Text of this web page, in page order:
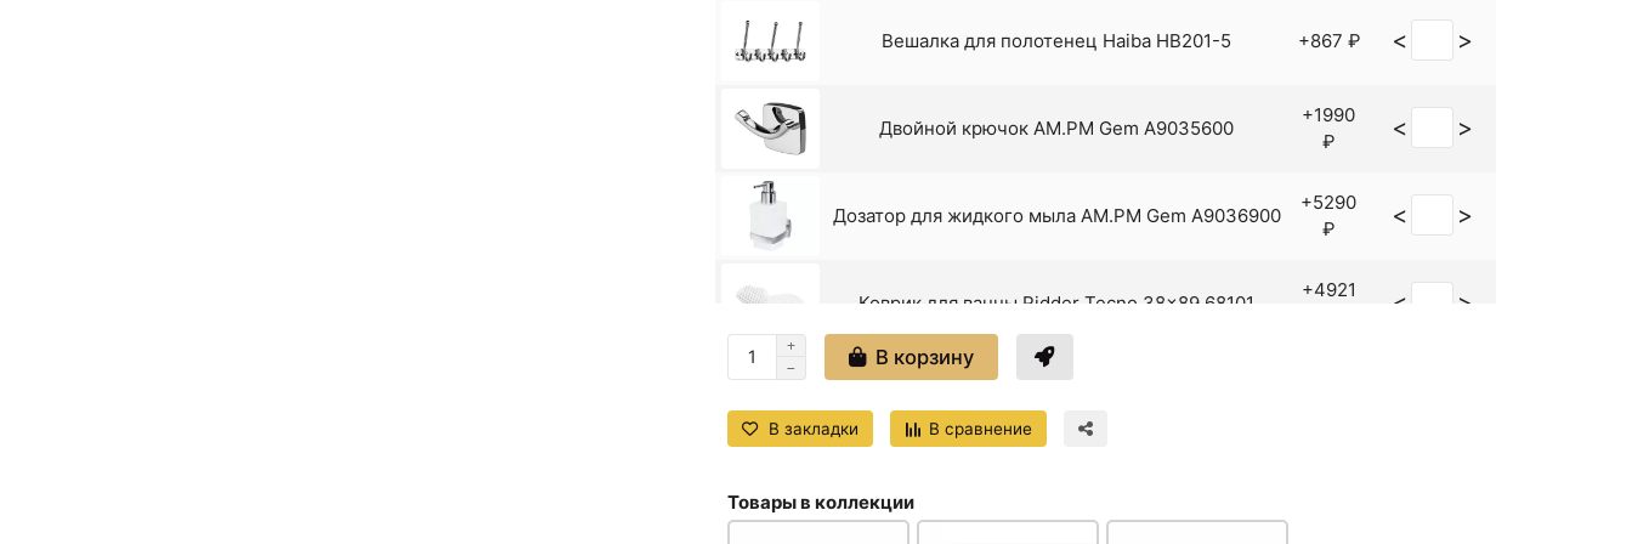
Золото
₽
Вешалка для полотенец Haiba HB201-5 +867 ₽ < >
Двойной крючок AM.PM Gem A9035600
+1990
₽
< >
Дозатор для жидкого мыла AM.PM Gem A9036900
+5290
₽
< >
Коврик для ванны Ridder Tecno 38x89 68101
+4921
< >
Кольцо для полотенец Haiba HB8404-7 Черное
В корзину
В закладки В сравнение
Товары в коллекции